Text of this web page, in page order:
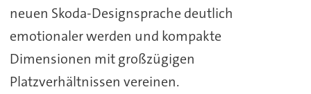
neuen Skoda-Designsprache deutlich
emotionaler werden und kompakte
Dimensionen mit großzügigen
Platzverhältnissen vereinen.